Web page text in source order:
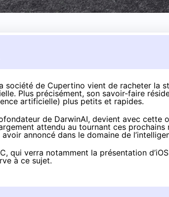
société de Cupertino vient de racheter la
Plus précisément, son savoir-faire
artificielle) plus petits et rapides.
de DarwinAI, devient avec cette
attendu au tournant ces
annoncé dans le domaine de
qui verra notamment la présentation
à ce sujet.